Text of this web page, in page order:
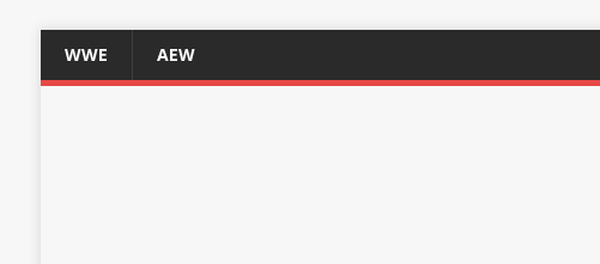
WWE AEW